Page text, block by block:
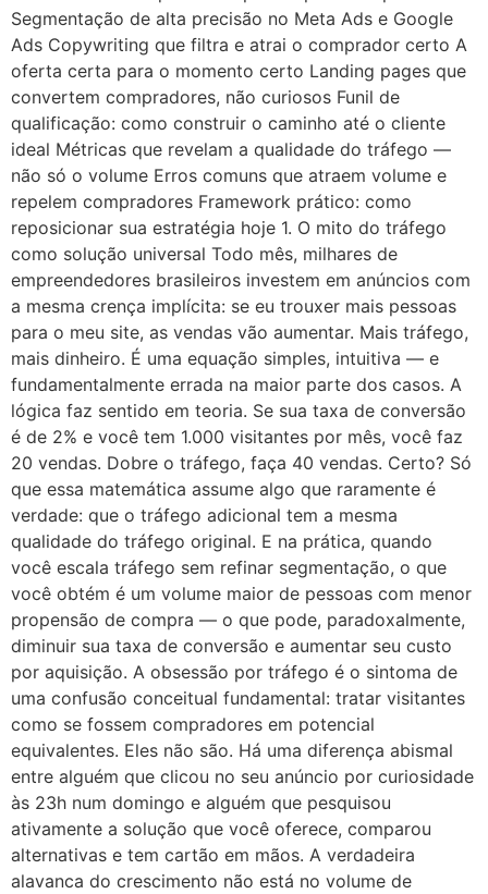
Segmentação de alta precisão no Meta Ads e Google
Ads Copywriting que filtra e atrai o comprador certo A
oferta certa para o momento certo Landing pages que
convertem compradores, não curiosos Funil de
qualificação: como construir o caminho até o cliente
ideal Métricas que revelam a qualidade do tráfego —
não só o volume Erros comuns que atraem volume e
repelem compradores Framework prático: como
reposicionar sua estratégia hoje 1. O mito do tráfego
como solução universal Todo mês, milhares de
empreendedores brasileiros investem em anúncios com
a mesma crença implícita: se eu trouxer mais pessoas
para o meu site, as vendas vão aumentar. Mais tráfego,
mais dinheiro. É uma equação simples, intuitiva — e
fundamentalmente errada na maior parte dos casos. A
lógica faz sentido em teoria. Se sua taxa de conversão
é de 2% e você tem 1.000 visitantes por mês, você faz
20 vendas. Dobre o tráfego, faça 40 vendas. Certo? Só
que essa matemática assume algo que raramente é
verdade: que o tráfego adicional tem a mesma
qualidade do tráfego original. E na prática, quando
você escala tráfego sem refinar segmentação, o que
você obtém é um volume maior de pessoas com menor
propensão de compra — o que pode, paradoxalmente,
diminuir sua taxa de conversão e aumentar seu custo
por aquisição. A obsessão por tráfego é o sintoma de
uma confusão conceitual fundamental: tratar visitantes
como se fossem compradores em potencial
equivalentes. Eles não são. Há uma diferença abismal
entre alguém que clicou no seu anúncio por curiosidade
às 23h num domingo e alguém que pesquisou
ativamente a solução que você oferece, comparou
alternativas e tem cartão em mãos. A verdadeira
alavanca do crescimento não está no volume de